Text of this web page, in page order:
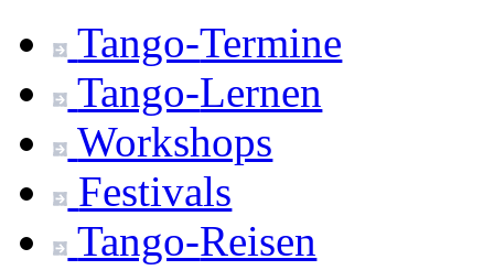
Tango-Termine
Tango-Lernen
Workshops
Festivals
Tango-Reisen